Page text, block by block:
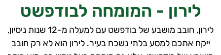
לירון - המומחה לבודפשט
לירון, חובב מושבע של בודפשט עם למעלה מ-12 שנות ניסיון,
ייקח אתכם למסע בלתי נשכח בעיר. לירון הוא לא רק חובב